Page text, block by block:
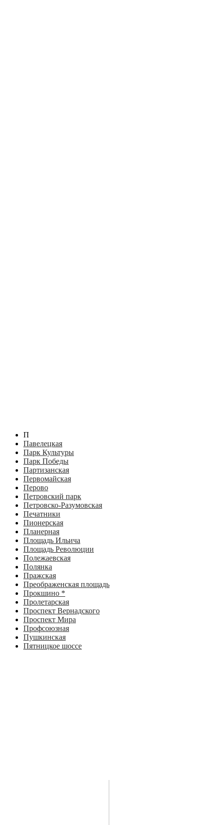
П
Павелецкая
Парк Культуры
Парк Победы
Партизанская
Первомайская
Перово
Петровский парк
Петровско-Разумовская
Печатники
Пионерская
Планерная
Площадь Ильича
Площадь Революции
Полежаевская
Полянка
Пражская
Преображенская площадь
Прокшино *
Пролетарская
Проспект Вернадского
Проспект Мира
Профсоюзная
Пушкинская
Пятницкое шоссе